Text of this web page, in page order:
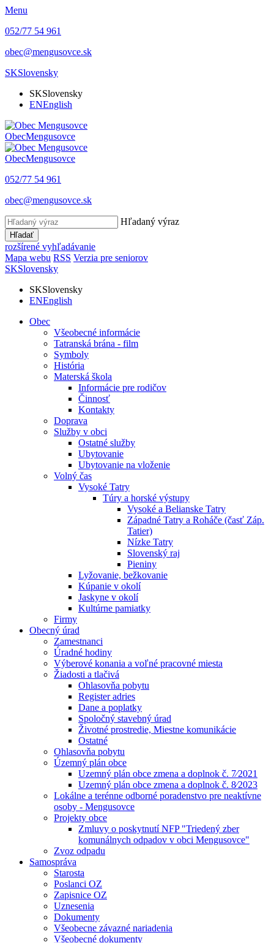
Menu
052/77 54 961
obec@mengusovce.sk
SKSlovensky
SKSlovensky
ENEnglish
ObecMengusovce
ObecMengusovce
052/77 54 961
obec@mengusovce.sk
Hľadaný výraz
Hľadať
rozšírené vyhľadávanie
Mapa webu RSS Verzia pre seniorov
SKSlovensky
SKSlovensky
ENEnglish
Obec
Všeobecné informácie
Tatranská brána - film
Symboly
História
Materská škola
Informácie pre rodičov
Činnosť
Kontakty
Doprava
Služby v obci
Ostatné služby
Ubytovanie
Ubytovanie na vloženie
Volný čas
Vysoké Tatry
Túry a horské výstupy
Vysoké a Belianske Tatry
Západné Tatry a Roháče (časť Záp.
Tatier)
Nízke Tatry
Slovenský raj
Pieniny
Lyžovanie, bežkovanie
Kúpanie v okolí
Jaskyne v okolí
Kultúrne pamiatky
Firmy
Obecný úrad
Zamestnanci
Úradné hodiny
Výberové konania a voľné pracovné miesta
Žiadosti a tlačivá
Ohlasovňa pobytu
Register adries
Dane a poplatky
Spoločný stavebný úrad
Životné prostredie, Miestne komunikácie
Ostatné
Ohlasovňa pobytu
Územný plán obce
Uzemný plán obce zmena a doplnok č. 7⁄2021
Uzemný plán obce zmena a doplnok č. 8⁄2023
Lokálne a terénne odborné poradenstvo pre neaktívne
osoby - Mengusovce
Projekty obce
Zmluvy o poskytnutí NFP "Triedený zber
komunálnych odpadov v obci Mengusovce"
Zvoz odpadu
Samospráva
Starosta
Poslanci OZ
Zapisnice OZ
Uznesenia
Dokumenty
Všeobecne závazné nariadenia
Všeobecné dokumenty